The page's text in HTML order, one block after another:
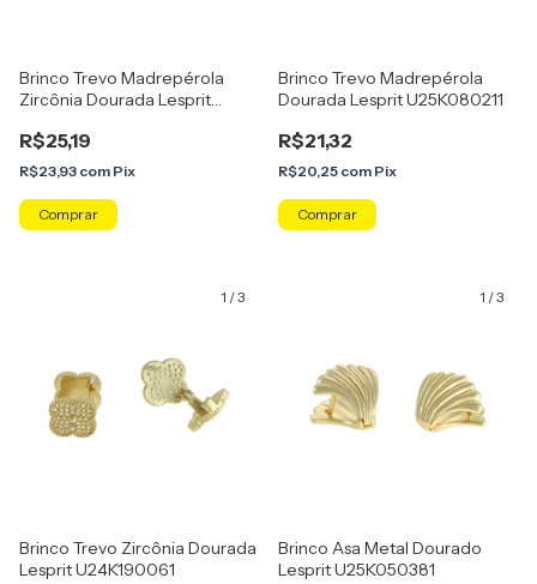
Brinco Trevo Madrepérola
Zircônia Dourada Lesprit
R$25,19
R$23,93 com Pix
Brinco Trevo Madrepérola
Dourada Lesprit U25K080211
R$21,32
R$20,25 com Pix
1 /3
Brinco Trevo Zircônia Dourada
Lesprit U24K190061
1 /3
Brinco Asa Metal Dourado
Lesprit U25K050381